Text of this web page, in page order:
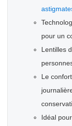
pour un
Lentilles
Le
Idéal